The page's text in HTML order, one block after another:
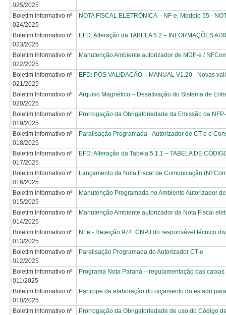
025/2025
Boletim Informativo nº
024/2025
NOTA FISCAL ELETRÔNICA – NF-e, Modelo 55 -
Boletim Informativo nº
023/2025
EFD: Alteração da TABELA 5.2 – INFORMAÇÕES
Boletim Informativo nº
022/2025
Manutenção Ambiente autorizador de MDF-e /
Boletim Informativo nº
021/2025
EFD: PÓS VALIDAÇÃO – MANUAL V1.20 - Novas
Boletim Informativo nº
020/2025
Arquivo Magnético – Desativação do Sistema de
Boletim Informativo nº
019/2025
Prorrogação da Obrigatoriedade da Emissão da
Boletim Informativo nº
018/2025
Paralisação Programada - Autorizador de CT-e e
Boletim Informativo nº
017/2025
EFD: Alteração da Tabela 5.1.1 – TABELA DE
Boletim Informativo nº
016/2025
Lançamento da Nota Fiscal de Comunicação
Boletim Informativo nº
015/2025
Manutenção Programada no Ambiente Autorizador
Boletim Informativo nº
014/2025
Manutenção Ambiente autorizador da Nota Fiscal
Boletim Informativo nº
013/2025
NFe - Rejeição 974: CNPJ do responsável técnico
Boletim Informativo nº
012/2025
Paralisação Programada do Autorizador CT-e
Boletim Informativo nº
011/2025
Programa Nota Paraná – regulamentação das
Boletim Informativo nº
010/2025
Participe da elaboração do orçamento do estado
Boletim Informativo nº
Prorrogação da Obrigatoriedade de uso do Código